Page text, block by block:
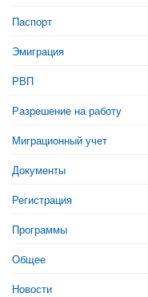
Паспорт
Эмиграция
РВП
Разрешение на работу
Миграционный учет
Документы
Регистрация
Программы
Общее
Новости